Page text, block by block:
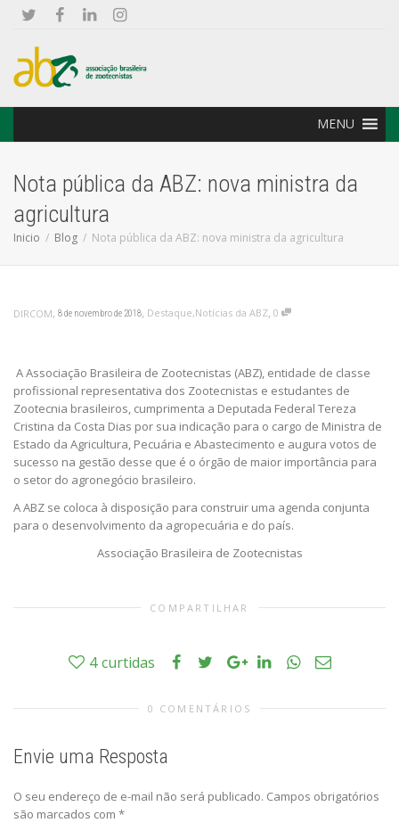
MENU
Nota pública da ABZ: nova ministra da
agricultura
Inicio Blog Nota pública da ABZ: nova ministra da agricultura
DIRCOM, 8 de novembro de 2018, Destaque,Notícias da ABZ, 0
A Associação Brasileira de Zootecnistas (ABZ), entidade de classe
profissional representativa dos Zootecnistas e estudantes de
Zootecnia brasileiros, cumprimenta a Deputada Federal Tereza
Cristina da Costa Dias por sua indicação para o cargo de Ministra de
Estado da Agricultura, Pecuária e Abastecimento e augura votos de
sucesso na gestão desse que é o órgão de maior importância para
o setor do agronegócio brasileiro.
A ABZ se coloca à disposição para construir uma agenda conjunta
para o desenvolvimento da agropecuária e do país.
Associação Brasileira de Zootecnistas
COMPARTILHAR
4 curtidas
0 COMENTÁRIOS
Envie uma Resposta
O seu endereço de e-mail não será publicado. Campos obrigatórios
são marcados com *